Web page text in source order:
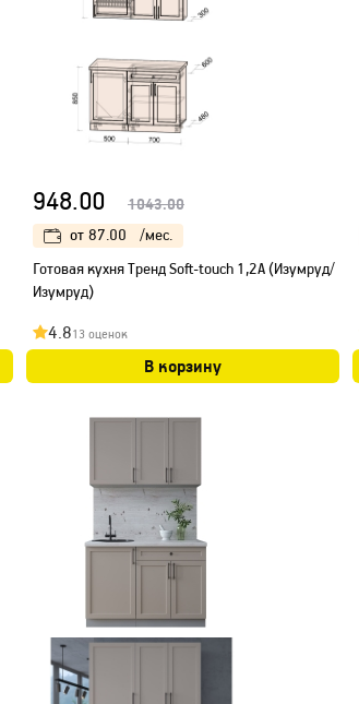
948.00 1043.00
от 87.00
/мес.
Готовая кухня Тренд Soft-touch 1,2А (Изумруд/
Изумруд)
4.813 оценок
В корзину